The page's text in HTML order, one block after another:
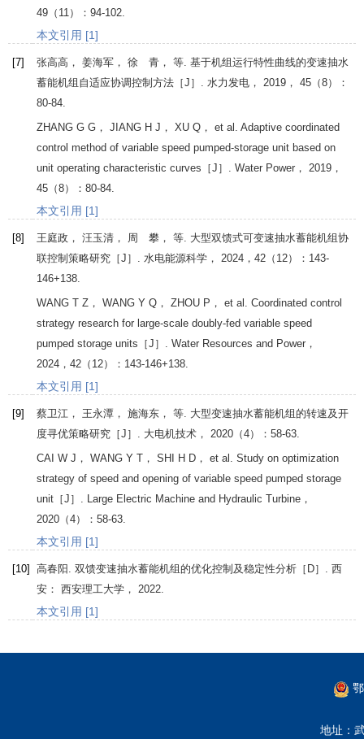
49 （11）：94-102.
本文引用 [1]
[7]
张高高， 姜海军， 徐 青， 等. 基于机组运行特性曲线的变速抽水
蓄能机组自适应协调控制方法［J］. 水力发电 ， 2019 ， 45 （8）：
80-84.
ZHANG G G ， JIANG H J ， XU Q ， et al. Adaptive coordinated
control method of variable speed pumped-storage unit based on
unit operating characteristic curves［J］. Water Power ， 2019 ，
45 （8）：80-84.
本文引用 [1]
[8]
王庭政， 汪玉清， 周 攀， 等. 大型双馈式可变速抽水蓄能机组协
联控制策略研究［J］. 水电能源科学 ， 2024 ， 42 （12）：143-
146+138.
WANG T Z ， WANG Y Q ， ZHOU P ， et al. Coordinated control
strategy research for large-scale doubly-fed variable speed
pumped storage units［J］. Water Resources and Power ，
2024 ， 42 （12）：143-146+138.
本文引用 [1]
[9]
蔡卫江， 王永潭， 施海东， 等. 大型变速抽水蓄能机组的转速及开
度寻优策略研究［J］. 大电机技术 ， 2020 （4）：58-63.
CAI W J ， WANG Y T ， SHI H D ， et al. Study on optimization
strategy of speed and opening of variable speed pumped storage
unit［J］. Large Electric Machine and Hydraulic Turbine ，
2020 （4）：58-63.
本文引用 [1]
[10]
高春阳. 双馈变速抽水蓄能机组的优化控制及稳定性分析［D］. 西
安： 西安理工大学， 2022.
本文引用 [1]
地址：